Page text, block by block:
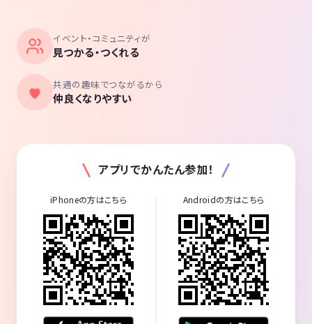
イベント・コミュニティが
見つかる・つくれる
共通の趣味でつながるから
仲良くなりやすい
アプリでかんたん参加！
iPhoneの方はこちら Androidの方はこちら